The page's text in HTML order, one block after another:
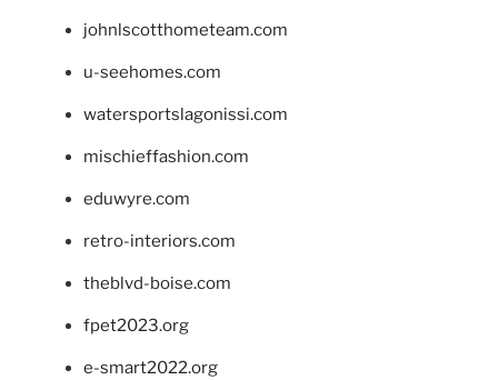
johnlscotthometeam.com
u-seehomes.com
watersportslagonissi.com
mischieffashion.com
eduwyre.com
retro-interiors.com
theblvd-boise.com
fpet2023.org
e-smart2022.org